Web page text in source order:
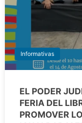
Informativas
EL PODER
FERIA DEL
PROMOVER